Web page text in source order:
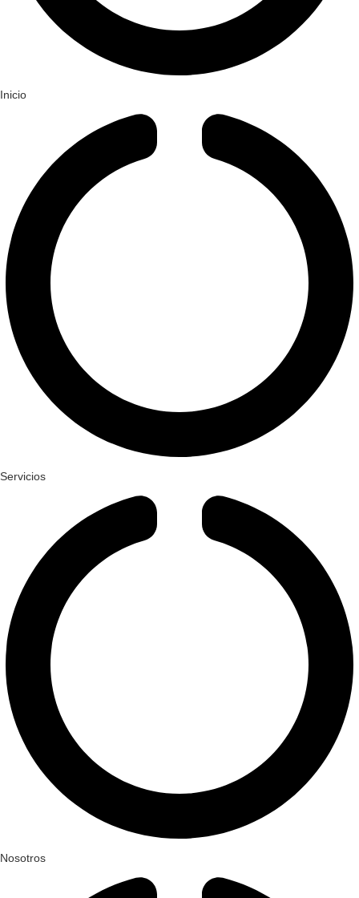
Inicio
Servicios
Nosotros